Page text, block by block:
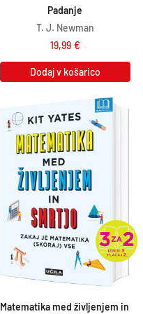
Padanje
T. J. Newman
19,99 €
Dodaj v košarico
Matematika med življenjem in